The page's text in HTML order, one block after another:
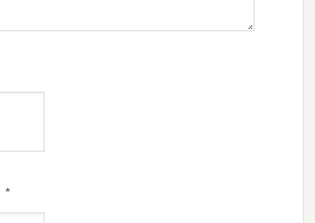
*